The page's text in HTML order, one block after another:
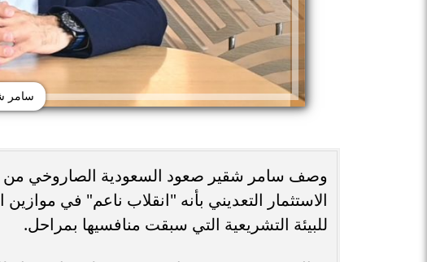
سامر
الاستثمار التعديني بأنه "انقلاب ناعم" في
للبيئة التشريعية التي سبقت منافسيها بمراحل.